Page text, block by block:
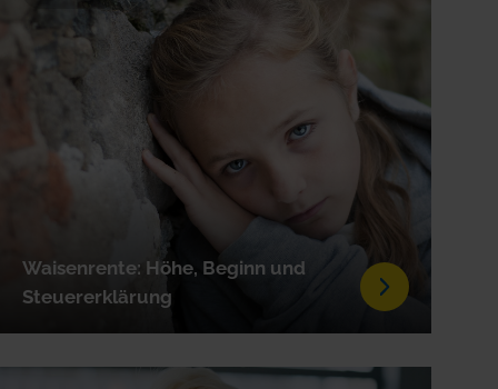
Waisenrente: Höhe, Beginn und
Steuererklärung